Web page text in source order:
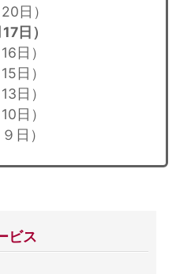
日）
日）
日）
日）
日）
日）
日）
ビス